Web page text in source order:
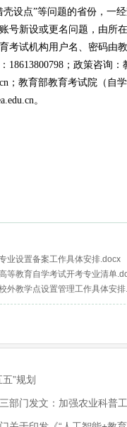
壳设点”等问题的省份，一
号新设或更名问题，由所
考试机构用户名、密码由
18613800798；政策咨询
；教育部教育考试院（自
。
业设置备案工作具体安排.docx
等教育自学考试开考专业清单
外教学点设置管理工作具体安
”规划
部门发文：加强农业科普